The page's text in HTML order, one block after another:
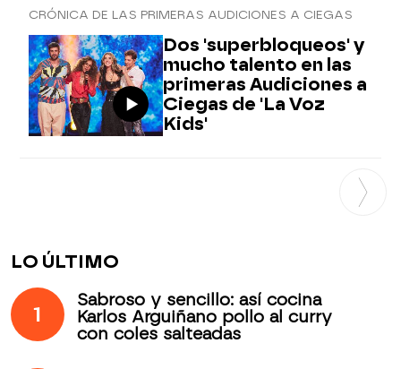
CRÓNICA DE LAS PRIMERAS AUDICIONES A CIEGAS
Dos 'superbloqueos' y
mucho talento en las
primeras Audiciones a
Ciegas de 'La Voz
Kids'
LO ÚLTIMO
1
Sabroso y sencillo: así cocina
Karlos Arguiñano pollo al curry
con coles salteadas